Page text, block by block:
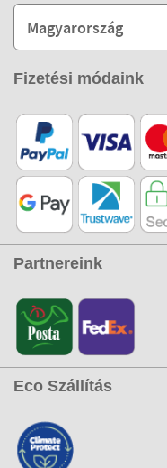
Magyarország
Fizetési módaink
Partnereink
Eco Szállítás